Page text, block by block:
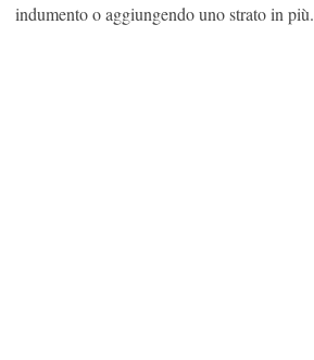
indumento o aggiungendo uno strato in più.